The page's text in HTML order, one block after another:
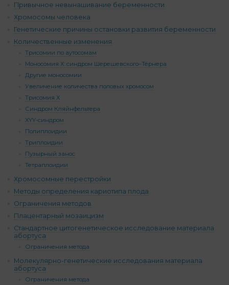
Привычное невынашивание беременности
Хромосомы человека
Генетические причины остановки развития беременности
Количественные изменения
Трисомии по аутосомам
Моносомия Х: синдром Шерешевского–Тёрнера
Другие моносомии
Увеличение количества половых хромосом
Трисомия Х
Синдром Кляйнфельтера
XYY-синдром
Полиплоидии
Триплоидии
Пузырный занос
Тетраплоидии
Хромосомные перестройки
Методы определения кариотипа плода
Ограничения методов
Плацентарный мозаицизм
Стандартное цитогенетическое исследование материала
абортуса
Ограничения метода
Молекулярно-генетические исследования материала
абортуса
Ограничения метода